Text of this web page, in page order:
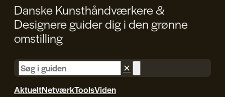
Danske Kunsthåndværkere &
Designere guider dig i dengrønne
omstilling
✕
AktueltNetværkToolsViden